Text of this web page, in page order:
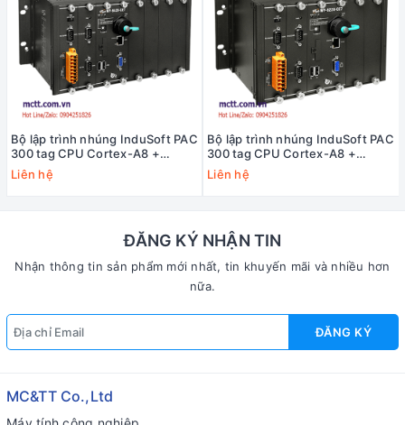
Bộ lập trình nhúng InduSoft PAC
300 tag CPU Cortex-A8 +
WinCE 7.0 ICP DAS WP-9429-
CE7 CR
Liên hệ
Bộ lập trình nhúng InduSoft PAC
300 tag CPU Cortex-A8 +
WinCE 7.0 ICP DAS WP-9229-
CE7 CR
Liên hệ
ĐĂNG KÝ NHẬN TIN
Nhận thông tin sản phẩm mới nhất, tin khuyến mãi và nhiều hơn
nữa.
ĐĂNG KÝ
MC&TT Co.,Ltd